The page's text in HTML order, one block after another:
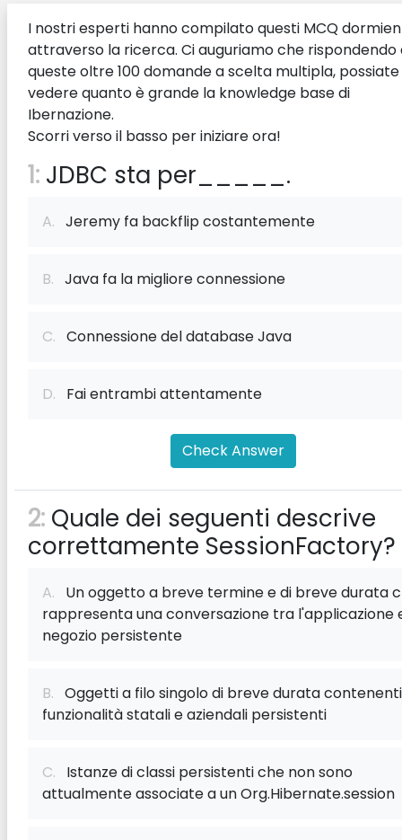
I nostri esperti hanno compilato questi MCQ
attraverso la ricerca. Ci auguriamo che rispondendo
queste oltre 100 domande a scelta multipla, possiate
vedere quanto è grande la knowledge base di
Ibernazione.
Scorri verso il basso per iniziare ora!
1: JDBC sta per_____.
A. Jeremy fa backflip costantemente
B. Java fa la migliore connessione
C. Connessione del database Java
D. Fai entrambi attentamente
Check Answer
2: Quale dei seguenti descrive
correttamente SessionFactory?
A. Un oggetto a breve termine e di breve durata
rappresenta una conversazione tra l'applicazione
negozio persistente
B. Oggetti a filo singolo di breve durata contenenti
funzionalità statali e aziendali persistenti
C. Istanze di classi persistenti che non sono
attualmente associate a un Org.Hibernate.session